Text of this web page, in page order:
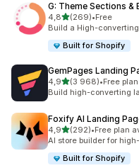
G: Theme Sections &
4,8/ 5 tähteä
(269)
269 arvostelua yhteensä
•Free
Build a High-
Built for Shopify
GemPages Landing
4,9/ 5 tähteä
(3 968)
3968 arvostelua
•Free
Build high-converting
Foxify AI Landing
4,9/ 5 tähteä
(292)
292 arvostelua
•Free plan
AI store builder for
Built for Shopify